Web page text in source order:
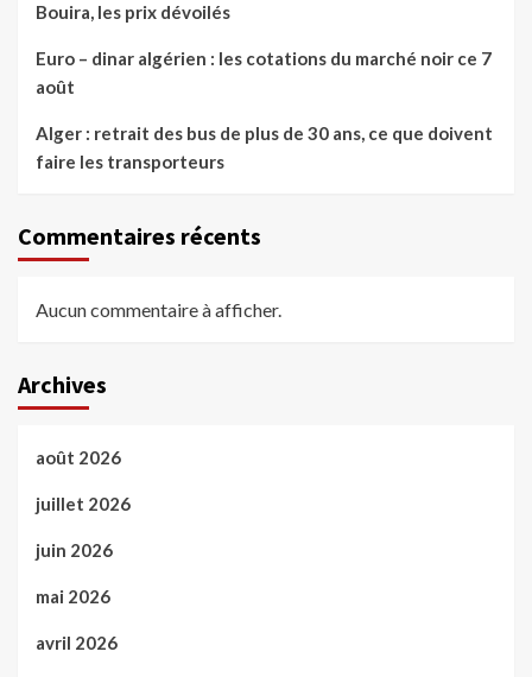
Bouira, les prix dévoilés
Euro – dinar algérien : les cotations du marché noir ce 7
août
Alger : retrait des bus de plus de 30 ans, ce que doivent
faire les transporteurs
Commentaires récents
Aucun commentaire à afficher.
Archives
août 2026
juillet 2026
juin 2026
mai 2026
avril 2026